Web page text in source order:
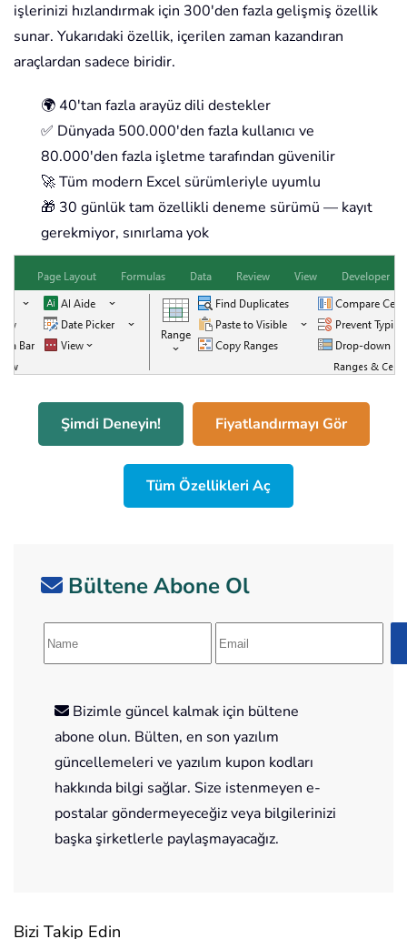
işlerinizi hızlandırmak için 300'den fazla gelişmiş özellik
sunar. Yukarıdaki özellik, içerilen zaman kazandıran
araçlardan sadece biridir.
🌍 40'tan fazla arayüz dili destekler
✅ Dünyada 500.000'den fazla kullanıcı ve
80.000'den fazla işletme tarafından güvenilir
🚀 Tüm modern Excel sürümleriyle uyumlu
🎁 30 günlük tam özellikli deneme sürümü — kayıt
gerekmiyor, sınırlama yok
Şimdi Deneyin! Fiyatlandırmayı Gör
Tüm Özellikleri Aç
Bültene Abone Ol
Bizimle güncel kalmak için bültene
abone olun. Bülten, en son yazılım
güncellemeleri ve yazılım kupon kodları
hakkında bilgi sağlar. Size istenmeyen e-
postalar göndermeyeceğiz veya bilgilerinizi
başka şirketlerle paylaşmayacağız.
Bizi Takip Edin